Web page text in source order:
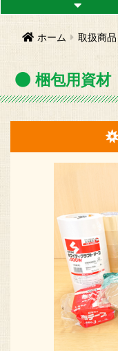
ホーム 取扱商品
梱包用資材